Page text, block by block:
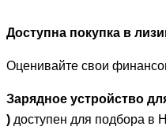
Доступна покупка в
Оценивайте свои
Зарядное устройство
) доступен для подбора в